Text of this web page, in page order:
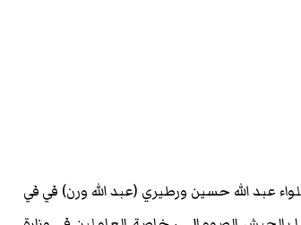
عبد الله حسين ورطيري (عبد الله ورن) في في